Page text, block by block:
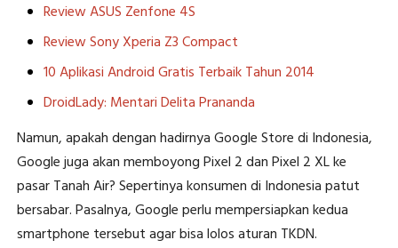
Review ASUS Zenfone 4S
Review Sony Xperia Z3 Compact
10 Aplikasi Android Gratis Terbaik Tahun 2014
DroidLady: Mentari Delita Prananda
Namun, apakah dengan hadirnya Google Store di Indonesia,
Google juga akan memboyong Pixel 2 dan Pixel 2 XL ke
pasar Tanah Air? Sepertinya konsumen di Indonesia patut
bersabar. Pasalnya, Google perlu mempersiapkan kedua
smartphone tersebut agar bisa lolos aturan TKDN.